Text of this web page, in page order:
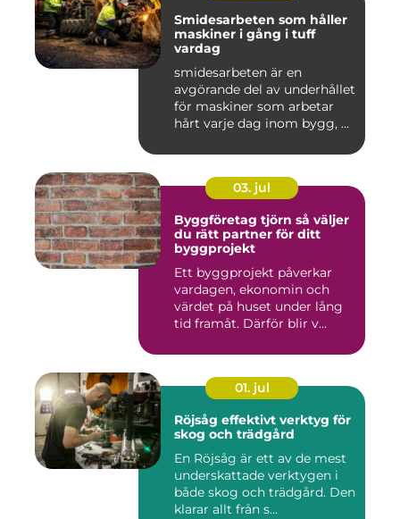
Smidesarbeten som håller
maskiner i gång i tuff
vardag
smidesarbeten är en
avgörande del av underhållet
för maskiner som arbetar
hårt varje dag inom bygg, ...
03. jul
Byggföretag tjörn så väljer
du rätt partner för ditt
byggprojekt
Ett byggprojekt påverkar
vardagen, ekonomin och
värdet på huset under lång
tid framåt. Därför blir v...
01. jul
Röjsåg effektivt verktyg för
skog och trädgård
En Röjsåg är ett av de mest
underskattade verktygen i
både skog och trädgård. Den
klarar allt från s...